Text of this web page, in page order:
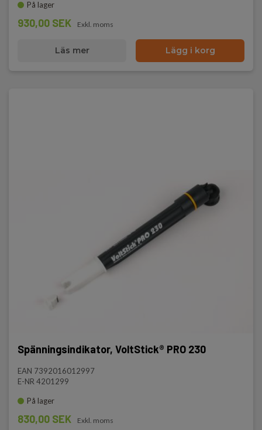
På lager
930,00 SEK Exkl. moms
Läs mer Lägg i korg
Spänningsindikator, VoltStick® PRO 230
EAN 7392016012997
E-NR 4201299
På lager
830,00 SEK Exkl. moms